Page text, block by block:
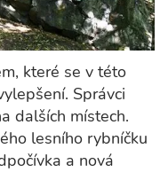
které se v této
Správci
dalších místech.
lesního rybníčku
a nová